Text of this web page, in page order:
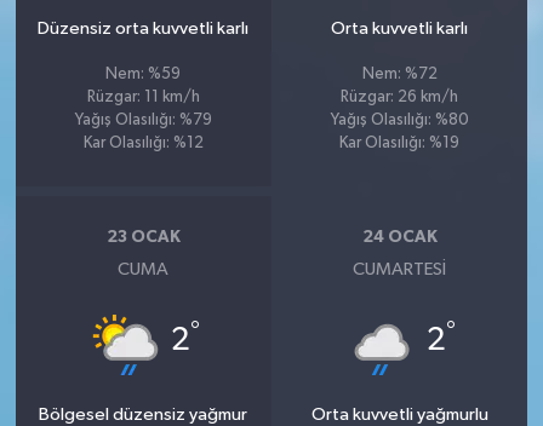
Düzensiz orta kuvvetli karlı
Nem: %59
Rüzgar: 11 km/h
Yağış Olasılığı: %79
Kar Olasılığı: %12
Orta kuvvetli karlı
Nem: %72
Rüzgar: 26 km/h
Yağış Olasılığı: %80
Kar Olasılığı: %19
23 OCAK
CUMA
2°
Bölgesel düzensiz yağmur
24 OCAK
CUMARTESI
2°
Orta kuvvetli yağmurlu